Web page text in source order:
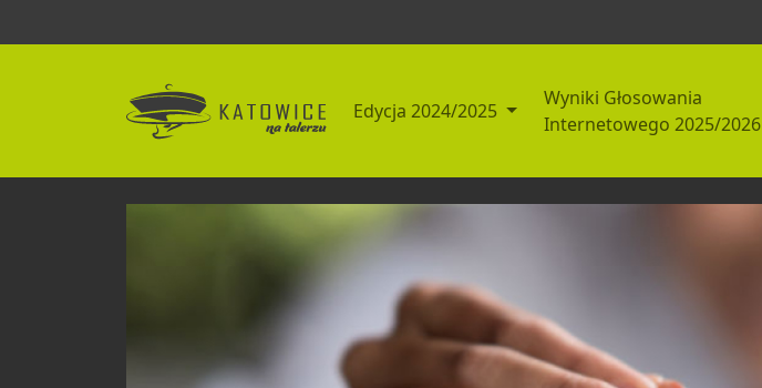
Edycja 2024/2025
Wyniki Głosowania
Internetowego 2025/2026